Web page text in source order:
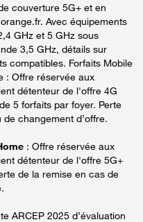
couverture 5G+ et en
Avec équipements
GHz et 5 GHz sous
3,5 GHz, détails sur
compatibles. Forfaits Mobile
: Offre réservée aux
détenteur de l'offre 4G
5 forfaits par foyer. Perte
changement d’offre.
: Offre réservée aux
détenteur de l'offre 5G+
de la remise en cas de
ARCEP 2025 d’évaluation